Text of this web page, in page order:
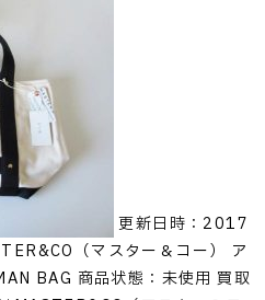
更新日時：2017
（マスター＆コー） ア
BAG 商品状態：未使用 買取